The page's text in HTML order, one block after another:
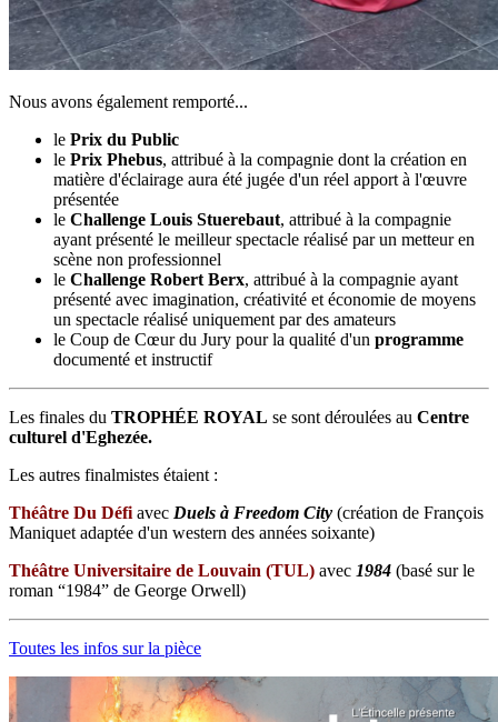
Nous avons également remporté...
le Prix du Public
le Prix Phebus, attribué à la compagnie dont la création en
matière d'éclairage aura été jugée d'un réel apport à l'œuvre
présentée
le Challenge Louis Stuerebaut, attribué à la compagnie
ayant présenté le meilleur spectacle réalisé par un metteur en
scène non professionnel
le Challenge Robert Berx, attribué à la compagnie ayant
présenté avec imagination, créativité et économie de moyens
un spectacle réalisé uniquement par des amateurs
le Coup de Cœur du Jury pour la qualité d'un programme
documenté et instructif
Les finales du TROPHÉE ROYAL se sont déroulées au Centre
culturel d'Eghezée.
Les autres finalmistes étaient :
Théâtre Du Défi avec Duels à Freedom City (création de François
Maniquet adaptée d'un western des années soixante)
Théâtre Universitaire de Louvain (TUL) avec 1984 (basé sur le
roman “1984” de George Orwell)
Toutes les infos sur la pièce